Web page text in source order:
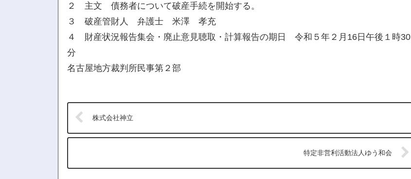
２ 主文 債務者について破産手続を開始する。
３ 破産管財人 弁護士 米澤 孝充
４ 財産状況報告集会・廃止意見聴取・計算報告の期日 令和５年２月16日午後１時30
分
名古屋地方裁判所民事第２部
株式会社神立
特定非営利活動法人ゆう和会